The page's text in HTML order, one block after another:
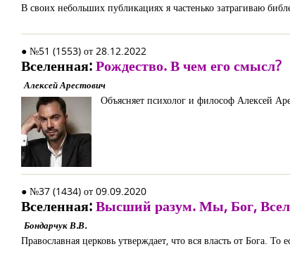
В своих небольших публикациях я частенько затрагиваю
● №51 (1553) от 28.12.2022
Вселенная:Рождество. В чем его смысл?
Алексей Арестович
Объясняет психолог и философ Алексей
● №37 (1434) от 09.09.2020
Вселенная:Высший разум. Мы, Бог,
Бондарчук В.В.
Православная церковь утверждает, что вся власть от Бога. То